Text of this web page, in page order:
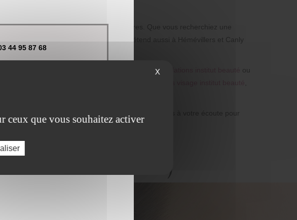
44 95 87 68
Remy, Sacy-le-Grand et Francières. Que vous recherchiez une
beauté de confiance. Notre expertise s’étend aussi à Hémévillers et Canly
facilité à des soins complémentaires, comme nos
ou
n’hésitez pas à découvrir également notre
ou dans les villes alentours. Nous sommes à votre écoute pour
Denis (Moyvillers)
X
ceux que vous souhaitez activer